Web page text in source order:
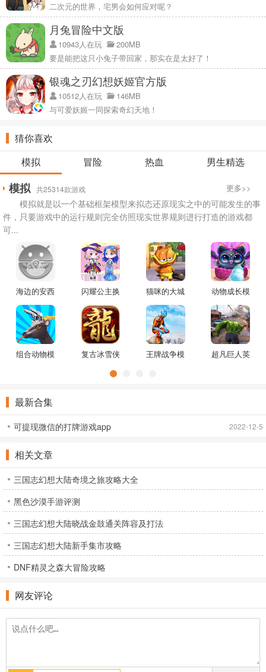
二次元的世界，宅男会如何应对呢？
月兔冒险中文版
10943人在玩
200MB
要是能把这只小兔子带回家，那实在是太好了！
银魂之刃幻想妖姬官方版
10512人在玩
146MB
与可爱妖姬一同探索奇幻天地！
猜你喜欢
模拟
冒险 热血 男生精选
模拟 共25314款游戏 更多>>
模拟就是以一个基础框架模型来拟态还原现实之中的可能发生的事
件，只要游戏中的运行规则完全仿照现实世界规则进行打造的游戏都
可...
海边的安西
娅游戏
闪耀公主换
装舞会游戏
猫咪的大城
市游戏
动物成长模
拟器游戏
组合动物模
复古冰雪侠
义九州游戏
王牌战争模
超凡巨人英
最新合集
可提现微信的打牌游戏app 2022-12-5
相关文章
三国志幻想大陆奇境之旅攻略大全
黑色沙漠手游评测
三国志幻想大陆晓战金鼓通关阵容及打法
三国志幻想大陆新手集市攻略
DNF精灵之森大冒险攻略
网友评论